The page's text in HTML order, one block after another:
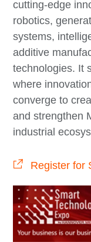
cutting‑edge
robotics,
systems,
additive
technologies. It
where
converge to
and strengthen
industrial
Register for